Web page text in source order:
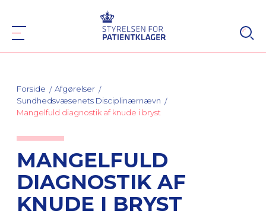
Forside
Afgørelser
Sundhedsvæsenets Disciplinærnævn
Mangelfuld diagnostik af knude i bryst
MANGELFULD
DIAGNOSTIK AF
KNUDE I BRYST